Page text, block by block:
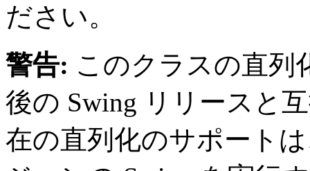
ださい。
警告: このクラスの直列
後の Swing リリースと
在の直列化のサポート